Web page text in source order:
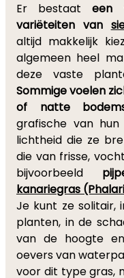
Er bestaateen
variëteiten van
altijd makkelijk
algemeen heel
deze vaste
Sommige voelen
of natte
grafische van
lichtheid die ze
die van frisse,
bijvoorbeeld
kanariegras
Je kunt ze solitair,
planten, in de
van de hoogte
oevers van
voor dit type gras,